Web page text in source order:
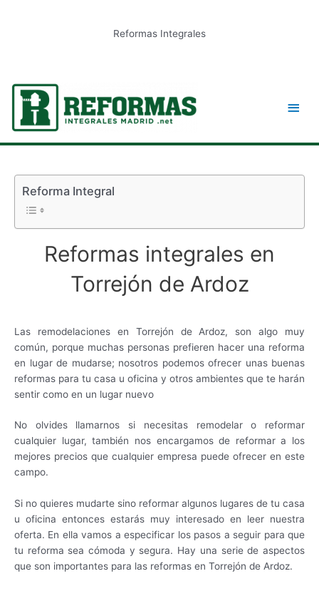
Reformas Integrales
Reforma Integral
Reformas integrales en
Torrejón de Ardoz
Las remodelaciones en Torrejón de Ardoz, son algo muy
común, porque muchas personas prefieren hacer una reforma
en lugar de mudarse; nosotros podemos ofrecer unas buenas
reformas para tu casa u oficina y otros ambientes que te harán
sentir como en un lugar nuevo
No olvides llamarnos si necesitas remodelar o reformar
cualquier lugar, también nos encargamos de reformar a los
mejores precios que cualquier empresa puede ofrecer en este
campo.
Si no quieres mudarte sino reformar algunos lugares de tu casa
u oficina entonces estarás muy interesado en leer nuestra
oferta. En ella vamos a especificar los pasos a seguir para que
tu reforma sea cómoda y segura. Hay una serie de aspectos
que son importantes para las reformas en Torrejón de Ardoz.